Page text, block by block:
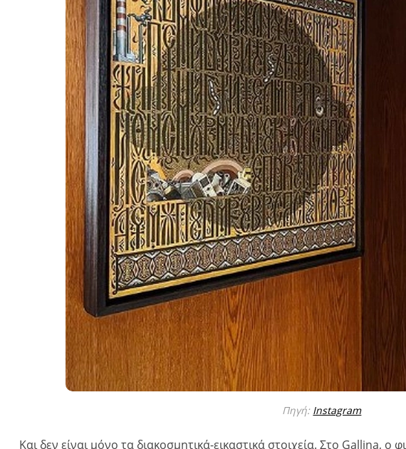
Πηγή: Instagram
Και δεν είναι μόνο τα διακοσμητικά-εικαστικά στοιχεία. Στο Gallina, ο